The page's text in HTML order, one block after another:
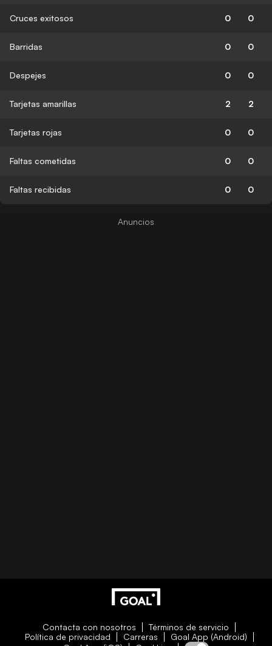
Cruces exitosos 0 0
Barridas 0 0
Despejes 0 0
Tarjetas amarillas 2 2
Tarjetas rojas 0 0
Faltas cometidas 0 0
Faltas recibidas 0 0
Contacta con nosotros
Términos de servicio
Política de privacidad
Carreras
Goal App (Android)